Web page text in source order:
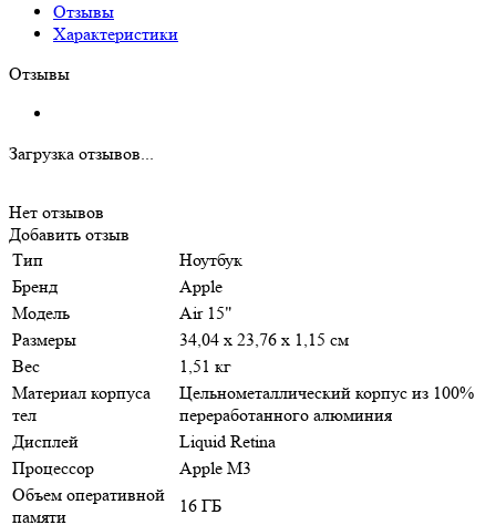
Отзывы
Характеристики
Отзывы
Загрузка отзывов...
Нет отзывов
Добавить отзыв
Тип
Ноутбук
Бренд
Apple
Модель
Air 15"
Размеры
34,04 х 23,76 х 1,15 см
Вес
1,51 кг
Материал корпуса
тел
Цельнометаллический корпус из 100%
переработанного алюминия
Дисплей
Liquid Retina
Процессор
Apple M3
Объем оперативной
памяти
16 ГБ